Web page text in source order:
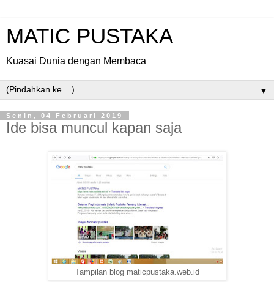
MATIC PUSTAKA
Kuasai Dunia dengan Membaca
▼
Senin, 04 Februari 2019
Ide bisa muncul kapan saja
Tampilan blog maticpustaka.web.id